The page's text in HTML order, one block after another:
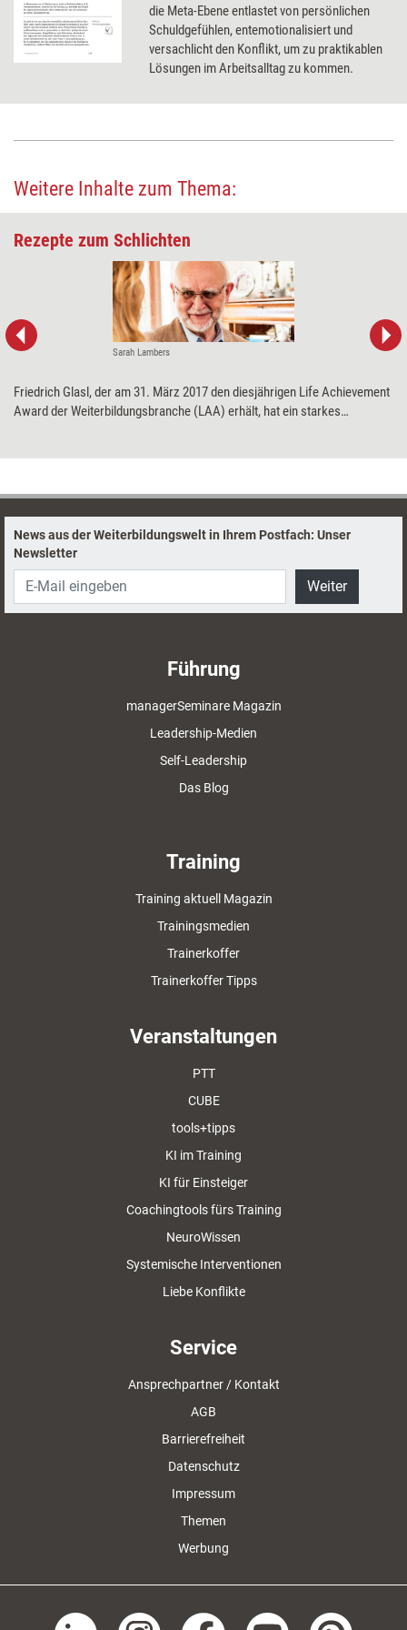
die Meta-Ebene entlastet von persönlichen
Schuldgefühlen, entemotionalisiert und
versachlicht den Konflikt, um zu praktikablen
Lösungen im Arbeitsalltag zu kommen.
Weitere Inhalte zum Thema:
Rezepte zum Schlichten
Sarah Lambers
Friedrich Glasl, der am 31. März 2017 den diesjährigen Life Achievement
Award der Weiterbildungsbranche (LAA) erhält, hat ein starkes
News aus der Weiterbildungswelt in Ihrem Postfach: Unser
Newsletter
Weiter
Führung
managerSeminare Magazin
Leadership-Medien
Self-Leadership
Das Blog
Training
Training aktuell Magazin
Trainingsmedien
Trainerkoffer
Trainerkoffer Tipps
Veranstaltungen
PTT
CUBE
tools+tipps
KI im Training
KI für Einsteiger
Coachingtools fürs Training
NeuroWissen
Systemische Interventionen
Liebe Konflikte
Service
Ansprechpartner / Kontakt
AGB
Barrierefreiheit
Datenschutz
Impressum
Themen
Werbung